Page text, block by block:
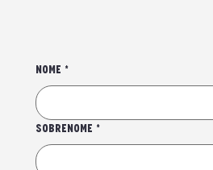
NOME *
SOBRENOME *